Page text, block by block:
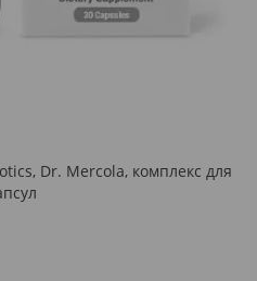
Dr. Mercola, комплекс для